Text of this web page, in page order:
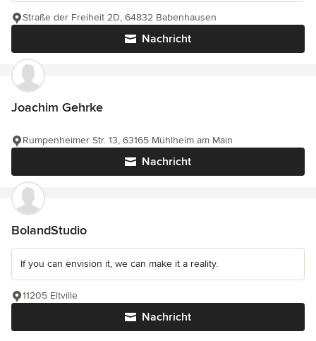
Nachricht
Straße der Freiheit 2D, 64832 Babenhausen
Joachim Gehrke
Nachricht
Rumpenheimer Str. 13, 63165 Mühlheim am Main
BolandStudio
If you can envision it, we can make it a reality.
Nachricht
11205 Eltville